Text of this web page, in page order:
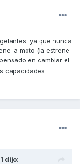
ya que nunca
la moto (la estrene
en cambiar el
capacidades
dijo: